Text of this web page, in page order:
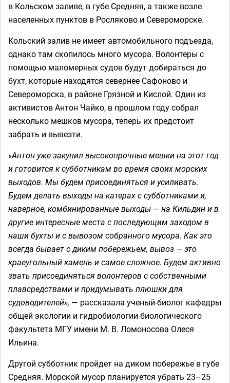
в Кольском заливе, в губе Средняя, а также возле
населенных пунктов в Росляково и Североморске.
Кольский залив не имеет автомобильного подъезда,
однако там скопилось много мусора. Волонтеры с
помощью маломерных судов будут добираться до
бухт, которые находятся севернее Сафоново и
Североморска, в районе Грязной и Кислой. Один из
активистов Антон Чайко, в прошлом году собрал
несколько мешков мусора, теперь их предстоит
забрать и вывезти.
«Антон уже закупил высокопрочные мешки на этот год
и готовится к субботникам во время своих морских
выходов. Мы будем присоединяться и усиливать.
Будем делать выходы на катерах с субботниками и,
наверное, комбинированные выходы — на Кильдин и в
другие интересные места с последующим заходом в
наши бухты и с вывозом собранного мусора. Как это
всегда бывает с диким побережьем, вывоз — это
краеугольный камень и самое сложное. Будем активно
звать присоединяться волонтеров с собственными
плавсредствами и придумывать плюшки для
судоводителей», — рассказала ученый-биолог кафедры
общей экологии и гидробиологии биологического
факультета МГУ имени М. В. Ломоносова Олеся
Ильина.
Другой субботник пройдет на диком побережье в губе
Средняя. Морской мусор планируется убрать 23–25